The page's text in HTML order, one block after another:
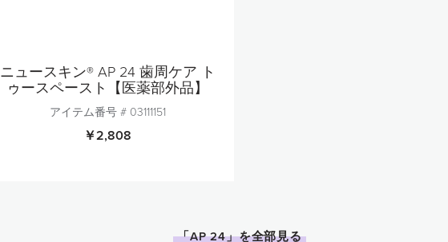
ニュースキン® AP 24 歯周ケア ト
ゥースペースト【医薬部外品】
アイテム番号 # 03111151
￥2,808
「AP 24」を全部見る